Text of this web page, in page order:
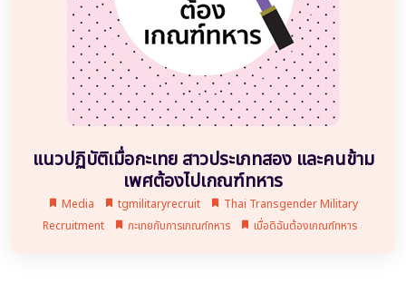
แนวปฏิบัติเมื่อกะเทย สาวประเภทสอง และคนข้าม
เพศต้องไปเกณฑ์ทหาร
Media tgmilitaryrecruit
Thai Transgender Military
Recruitment
กะเทยกับการเกณฑ์ทหาร เมื่อดิฉันต้องเกณฑ์ทหาร